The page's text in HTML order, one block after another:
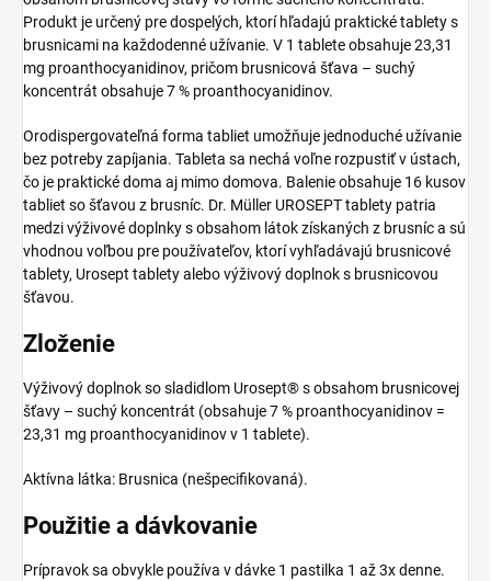
Produkt je určený pre dospelých, ktorí hľadajú praktické tablety s
brusnicami na každodenné užívanie. V 1 tablete obsahuje 23,31
mg proanthocyanidinov, pričom brusnicová šťava – suchý
koncentrát obsahuje 7 % proanthocyanidinov.
Orodispergovateľná forma tabliet umožňuje jednoduché užívanie
bez potreby zapíjania. Tableta sa nechá voľne rozpustiť v ústach,
čo je praktické doma aj mimo domova. Balenie obsahuje 16 kusov
tabliet so šťavou z brusníc. Dr. Müller UROSEPT tablety patria
medzi výživové doplnky s obsahom látok získaných z brusníc a sú
vhodnou voľbou pre používateľov, ktorí vyhľadávajú brusnicové
tablety, Urosept tablety alebo výživový doplnok s brusnicovou
šťavou.
Zloženie
Výživový doplnok so sladidlom Urosept® s obsahom brusnicovej
šťavy – suchý koncentrát (obsahuje 7 % proanthocyanidinov =
23,31 mg proanthocyanidinov v 1 tablete).
Aktívna látka: Brusnica (nešpecifikovaná).
Použitie a dávkovanie
Prípravok sa obvykle používa v dávke 1 pastilka 1 až 3x denne.